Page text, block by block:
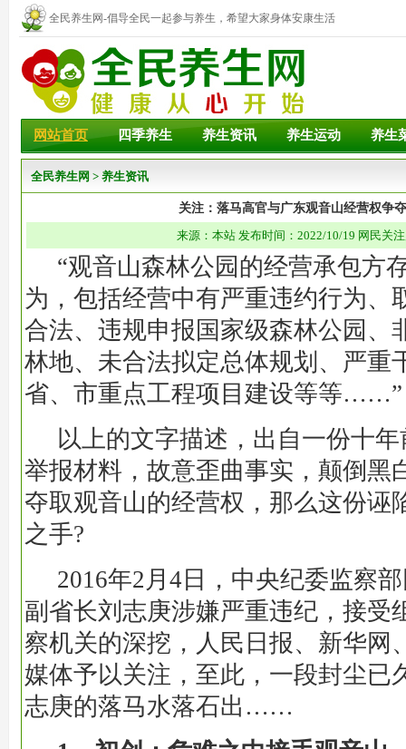
全民养生网-倡导全民一起参与养生，希望大家身体安康生活
幸福！
网站首页 四季养生 养生资讯 养生运动 养生
全民养生网 > 养生资讯
关注：落马高官与广东观音山经营权争
来源：本站 发布时间：2022/10/19 网民关
“观音山森林公园的经营承包方
为，包括经营中有严重违约行为、
合法、违规申报国家级森林公园、
林地、未合法拟定总体规划、严重
省、市重点工程项目建设等等……”
以上的文字描述，出自一份十
举报材料，故意歪曲事实，颠倒黑
夺取观音山的经营权，那么这份诬
之手?
2016年2月4日，中央纪委监察
副省长刘志庚涉嫌严重违纪，接受
察机关的深挖，人民日报、新华网
媒体予以关注，至此，一段封尘已
志庚的落马水落石出……